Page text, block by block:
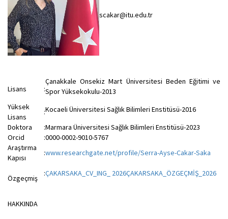
scakar@itu.edu.tr
Lisans :
Çanakkale Onsekiz Mart Üniversitesi Beden Eğitimi ve
Spor Yüksekokulu-2013
Yüksek
Lisans
:Kocaeli Üniversitesi Sağlık Bilimleri Enstitüsü-2016
Doktora
:Marmara Üniversitesi Sağlık Bilimleri Enstitüsü-2023
Orcid
:0000-0002-9010-5767
Araştırma
Kapısı
:www.researchgate.net/profile/Serra-Ayse-Cakar-Saka
Özgeçmiş
:ÇAKARSAKA_CV_ING_ 2026ÇAKARSAKA_ÖZGEÇMİŞ_2026
HAKKINDA